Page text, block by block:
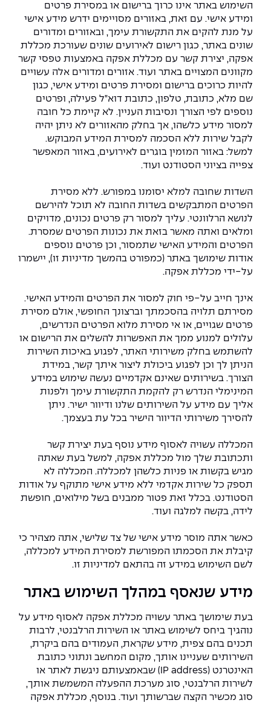
השימוש באתר אינו כרוך ברישום או במסירת פרטים
ומידע אישי. עם זאת, באזורים מסויימים ידרש מידע אישי
על מנת להקים את התקשורת עימך, ובאזורים ומדורים
שונים באתר, כגון רישום לאירועים שונים שעורכת מכללת
אפקה, יצירת קשר עם מכללת אפקה באמצעות טפסי קשר
מקוונים המצויים באתר ועוד. אזורים ומדורים אלה עשויים
להיות כרוכים ברישום ומסירת פרטים ומידע אישי, כגון
שם מלא, כתובת, טלפון, כתובת דוא"ל פעילה, ופרטים
נוספים לפי הצורך ונסיבות העניין. לא קיימת כל חובה
למסור מידע כלשהו, אך בחלק מהאזורים לא ניתן יהיה
לקבל שירות ללא הסכמה למסירת המידע המבוקש.
למשל: באזור המזמין בוגרים לאירועים, באזור המאפשר
צפייה בציוני הסטודנט ועוד.
השדות שחובה למלא יסומנו במפורש. ללא מסירת
הפרטים המתבקשים בשדות החובה לא תוכל להירשם
לנושא הרלוונטי. עליך למסור רק פרטים נכונים, מדויקים
ומלאים ואתה מאשר בזאת את נכונות הפרטים שמסרת.
הפרטים והמידע האישי שתמסור, וכן פרטים נוספים
אודות שימושך באתר (כמפורט בהמשך מדיניות זו), יישמרו
על-ידי מכללת אפקה.
אינך חייב על-פי חוק למסור את הפרטים והמידע האישי.
מסירתם תלויה בהסכמתך וברצונך החופשי, אולם מסירת
פרטים שגויים, או אי מסירת מלוא הפרטים הנדרשים,
עלולים למנוע ממך את האפשרות להשלים את הרישום או
להשתמש בחלק משירותי האתר, לפגוע באיכות השירות
הניתן לך וכן לפגוע ביכולת ליצור איתך קשר, במידת
הצורך. בשירותים שאינם אקדמיים נעשה שימוש במידע
המינימלי הנדרש רק להקמת התקשורת עימך ולפנות
אליך עם מידע על השירותים שלנו ודיוור ישיר. ניתן
להסירך משירותי הדיוור הישיר בכל עת בעצמך.
המכללה עשויה לאסוף מידע נוסף בעת יצירת קשר
ותכתובת שלך מול מכללת אפקה, למשל בעת שאתה
מגיש בקשות או פניות כלשהן למכללה. המכללה לא
תספק כל שירות אקדמי ללא מידע אישי מתוקף על אודות
הסטודנט. בכלל זאת פטור ממבנים בשל מילואים, חופשת
לידה, בקשה למלגה ועוד.
כאשר אתה מוסר מידע אישי של צד שלישי, אתה מצהיר כי
קיבלת את הסכמתו המפורשת למסירת המידע למכללה,
לשם השימוש במידע זה בהתאם למדיניות זו.
מידע שנאסף במהלך השימוש באתר
בעת שימושך באתר עשויה מכללת אפקה לאסוף מידע על
נוהגיך ביחס לשימוש באתר או השירות הרלבנטי, לרבות
תכנים בהם צפית, מידע שקראת, העמודים בהם ביקרת,
השירותים שעניינו אותך, מקום המחשב ונתוני כתובת
האינטרנט (IP address) שבאמצעותם ניגשת לאתר או
לשירות הרלבנטי, סוג מערכת ההפעלה המשמשת אותך,
סוג מכשיר הקצה שברשותך ועוד. בנוסף, מכללת אפקה